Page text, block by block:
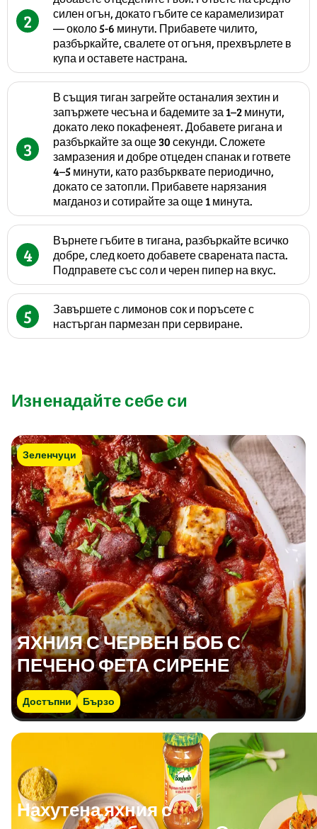
2
силен огън, докато гъбите се карамелизират
— около 5-6 минути. Прибавете чилито,
разбъркайте, свалете от огъня, прехвърлете в
купа и оставете настрана.
3
В същия тиган загрейте останалия зехтин и
запържете чесъна и бадемите за 1–2 минути,
докато леко покафенеят. Добавете ригана и
разбъркайте за още 30 секунди. Сложете
замразения и добре отцеден спанак и гответе
4–5 минути, като разбърквате периодично,
докато се затопли. Прибавете нарязания
магданоз и сотирайте за още 1 минута.
4
Върнете гъбите в тигана, разбъркайте всичко
добре, след което добавете сварената паста.
Подправете със сол и черен пипер на вкус.
5
Завършете с лимонов сок и поръсете с
настърган пармезан при сервиране.
Изненадайте себе си
Зеленчуци
ЯХНИЯ С ЧЕРВЕН БОБ С
ПЕЧЕНО ФЕТА СИРЕНЕ
Достъпни Бързо
Нахутена яхния с